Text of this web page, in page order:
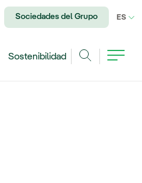
Sociedades del Grupo ES
Sostenibilidad